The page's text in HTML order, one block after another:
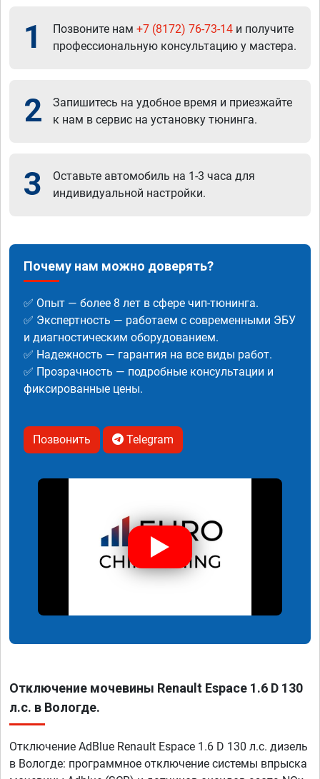
1 Позвоните нам +7 (8172) 76-73-14 и получите
профессиональную консультацию у мастера.
2
Запишитесь на удобное время и приезжайте
к нам в сервис на установку тюнинга.
3
Оставьте автомобиль на 1-3 часа для
индивидуальной настройки.
Почему нам можно доверять?
✅ Опыт — более 8 лет в сфере чип-тюнинга.
✅ Экспертность — работаем с современными ЭБУ
и диагностическим оборудованием.
✅ Надежность — гарантия на все виды работ.
✅ Прозрачность — подробные консультации и
фиксированные цены.
Позвонить Telegram
Отключение мочевины Renault Espace 1.6 D 130
л.с. в Вологде.
Отключение AdBlue Renault Espace 1.6 D 130 л.с. дизель
в Вологде: программное отключение системы впрыска